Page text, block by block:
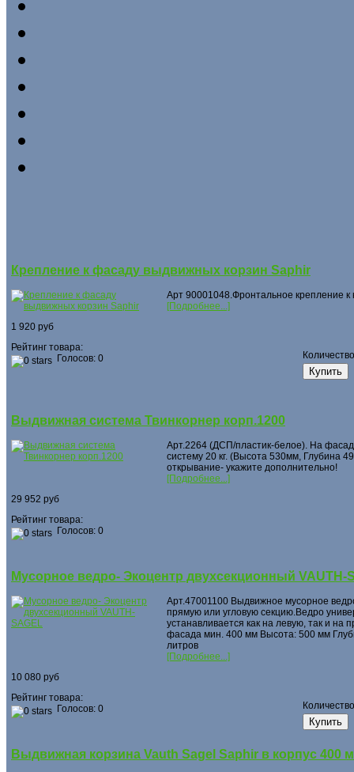
Крепление к фасаду выдвижных корзин Saphir
Арт 90001048.Фронтальное крепление
[Подробнее...]
1 920 руб
Рейтинг товара:
Голосов: 0
Выдвижная система Твинкорнер корп.1200
Арт.2264 (ДСП/пластик-белое). На
систему 20 кг. (Высота 530мм, Глубина
открывание- укажите дополнительно!
[Подробнее...]
29 952 руб
Рейтинг товара:
Голосов: 0
Мусорное ведро- Экоцентр двухсекционный VAUTH-
Арт.47001100 Выдвижное мусорное
прямую или угловую секцию.Ведро
устанавливается как на левую, так и на
фасада мин. 400 мм Высота: 500 мм
литров
[Подробнее...]
10 080 руб
Рейтинг товара:
Голосов: 0
Выдвижная корзина Vauth Sagel Saphir в корпус 400